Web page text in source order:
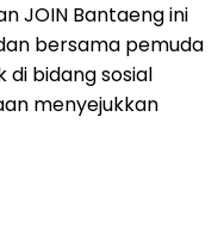
JOIN Bantaeng ini
bersama pemuda
di bidang sosial
menyejukkan